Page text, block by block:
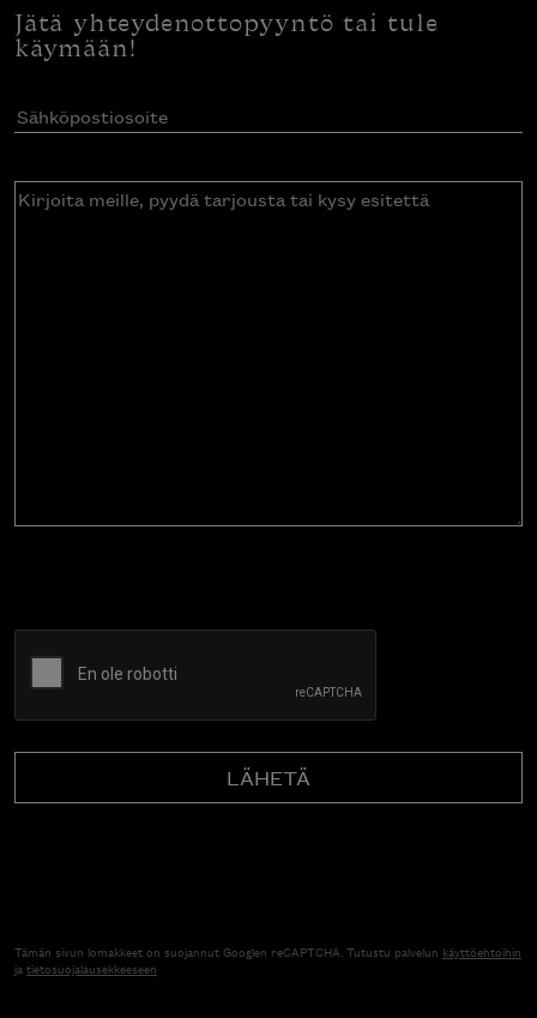
Jätä yhteydenottopyyntö tai tule
käymään!
Sähköpostiosoite(Pakollinen)
Kirjoita
Tämän sivun lomakkeet on suojannut Googlen reCAPTCHA. Tutustu palvelun käyttöehtoihin
jatietosuojalausekkeeseen